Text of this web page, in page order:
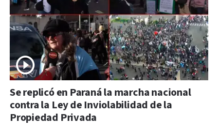
Se replicó en Paraná la marcha nacional
contra la Ley de Inviolabilidad de la
Propiedad Privada